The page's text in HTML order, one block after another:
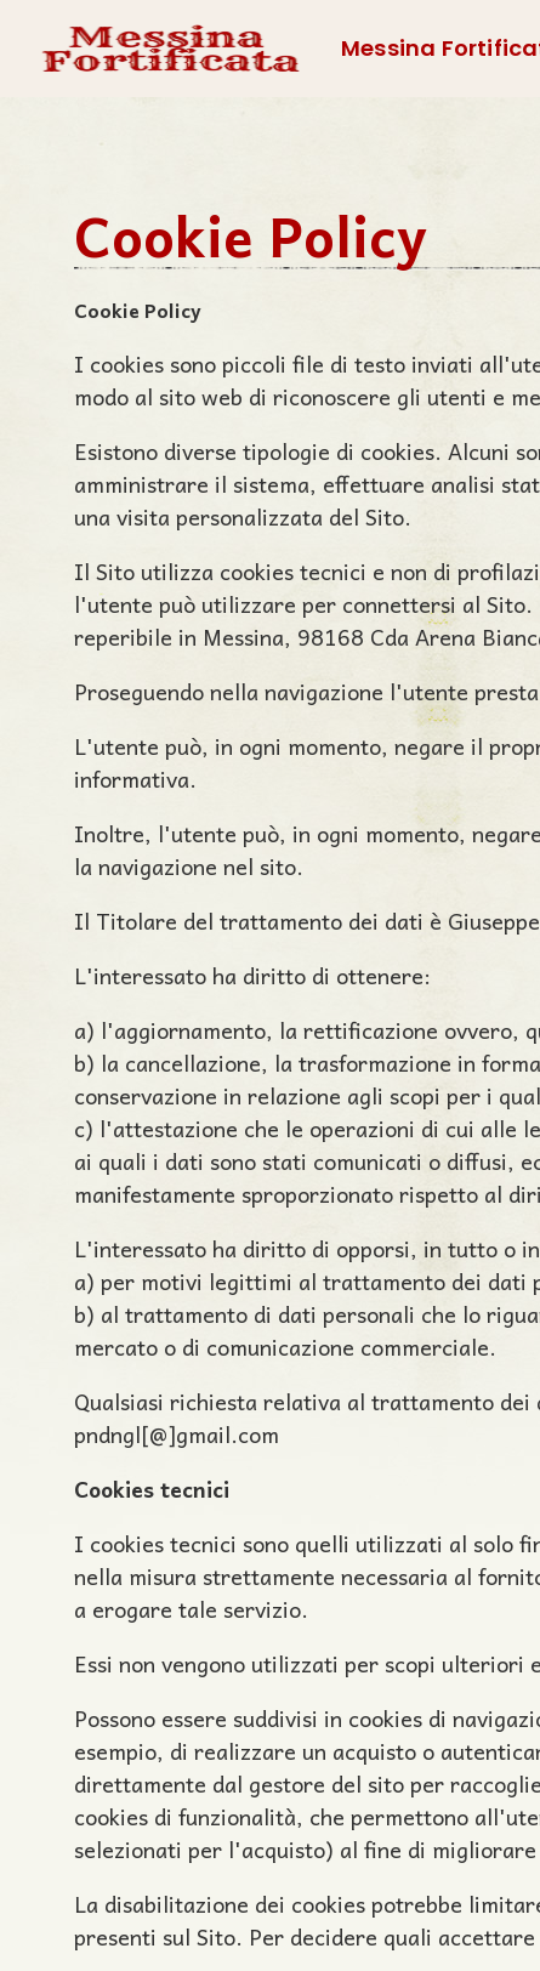
Messina
Cookie Policy
Cookie Policy
I cookies sono piccoli file di testo inviati
modo al sito web di riconoscere gli utenti e
Esistono diverse tipologie di cookies. Alcuni
amministrare il sistema, effettuare analisi
una visita personalizzata del Sito.
Il Sito utilizza cookies tecnici e non di
l'utente può utilizzare per connettersi al
reperibile in Messina, 98168 Cda Arena
Proseguendo nella navigazione l'utente
L'utente può, in ogni momento, negare il
informativa.
Inoltre, l'utente può, in ogni momento,
la navigazione nel sito.
Il Titolare del trattamento dei dati è
L'interessato ha diritto di ottenere:
a) l'aggiornamento, la rettificazione ovvero,
b) la cancellazione, la trasformazione in
conservazione in relazione agli scopi per i
c) l'attestazione che le operazioni di cui alle
ai quali i dati sono stati comunicati o diffusi,
manifestamente sproporzionato rispetto al
L'interessato ha diritto di opporsi, in tutto o
a) per motivi legittimi al trattamento dei dati
b) al trattamento di dati personali che lo
mercato o di comunicazione commerciale.
Qualsiasi richiesta relativa al trattamento
pndngl[@]gmail.com
Cookies tecnici
I cookies tecnici sono quelli utilizzati al solo
nella misura strettamente necessaria al
a erogare tale servizio.
Essi non vengono utilizzati per scopi
Possono essere suddivisi in cookies di
esempio, di realizzare un acquisto o
direttamente dal gestore del sito per
cookies di funzionalità, che permettono
selezionati per l'acquisto) al fine di
La disabilitazione dei cookies potrebbe
presenti sul Sito. Per decidere quali